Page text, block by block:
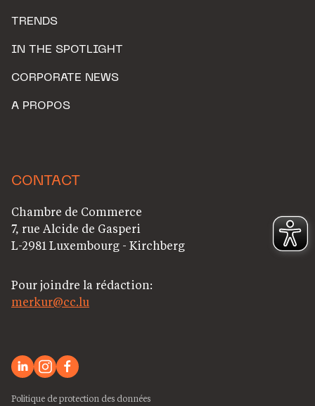
TRENDS
IN THE SPOTLIGHT
CORPORATE NEWS
A PROPOS
CONTACT
Chambre de Commerce
7, rue Alcide de Gasperi
L-2981 Luxembourg - Kirchberg
Pour joindre la rédaction:
merkur@cc.lu
Politique de protection des données